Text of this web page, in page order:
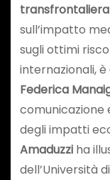
sull’impatto
sugli ottimi
internazionali,
Federica
comunicazione
degli impatti
Amaduzziha
dell’Università